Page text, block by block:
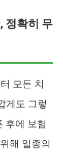
정확히 무
모든 치
게도 그렇
후에 보험
해 일종의